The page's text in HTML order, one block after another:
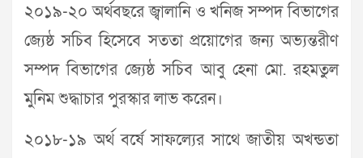
২০১৯-২০ অর্থবছরে জ্বালানি ও খনিজ সম্পদ বিভাগের
জ্যেষ্ঠ সচিব হিসেবে সততা প্রয়োগের জন্য অভ্যন্তরীণ
সম্পদ বিভাগের জ্যেষ্ঠ সচিব আবু হেনা মো. রহমতুল
মুনিম শুদ্ধাচার পুরস্কার লাভ করেন।
২০১৮-১৯ অর্থ বর্ষে সাফল্যের সাথে জাতীয় অখন্ডতা